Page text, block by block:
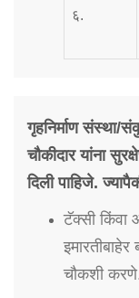
६.
गृहनिर्माण संस्था/
चौकीदार यांना
दिली पाहिजे.
टॅक्सी किंवा
चौकशी